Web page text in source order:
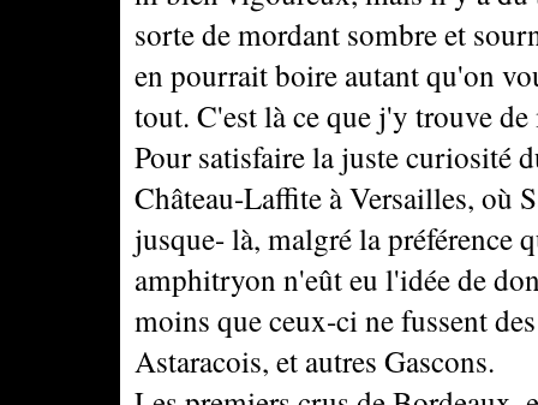
sorte de mordant sombre et
en pourrait boire autant qu'on
tout. C'est là ce que j'y trouve
Pour satisfaire la juste curiosité
Château-Laffite à Versailles, où
jusque- là, malgré la préférence
amphitryon n'eût eu l'idée de
moins que ceux-ci ne fussent
Astaracois, et autres Gascons.